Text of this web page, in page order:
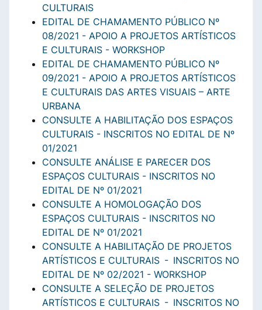
CULTURAIS
EDITAL DE CHAMAMENTO PÚBLICO Nº
08/2021 - APOIO A PROJETOS ARTÍSTICOS
E CULTURAIS - WORKSHOP
EDITAL DE CHAMAMENTO PÚBLICO Nº
09/2021 - APOIO A PROJETOS ARTÍSTICOS
E CULTURAIS DAS ARTES VISUAIS – ARTE
URBANA
CONSULTE A HABILITAÇÃO DOS ESPAÇOS
CULTURAIS - INSCRITOS NO EDITAL DE Nº
01/2021
CONSULTE ANÁLISE E PARECER DOS
ESPAÇOS CULTURAIS - INSCRITOS NO
EDITAL DE Nº 01/2021
CONSULTE A HOMOLOGAÇÃO DOS
ESPAÇOS CULTURAIS - INSCRITOS NO
EDITAL DE Nº 01/2021
CONSULTE A HABILITAÇÃO DE PROJETOS
ARTÍSTICOS E CULTURAIS - INSCRITOS NO
EDITAL DE Nº 02/2021 - WORKSHOP
CONSULTE A SELEÇÃO DE PROJETOS
ARTÍSTICOS E CULTURAIS - INSCRITOS NO